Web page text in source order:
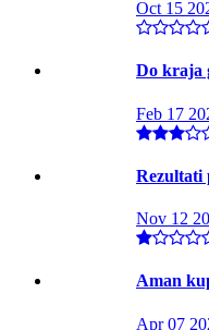
Oct 15
Do kraja
Feb 17
Rezultati
Nov 12
Aman
Apr 07